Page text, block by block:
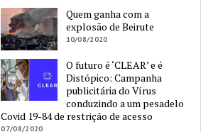
Quem ganha com a
explosão de Beirute
10/08/2020
O futuro é ‘CLEAR’ e é
Distópico: Campanha
publicitária do Vírus
conduzindo a um pesadelo
Covid 19-84 de restrição de acesso
07/08/2020